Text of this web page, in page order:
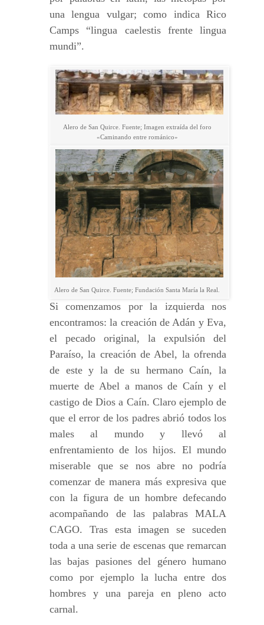
una lengua vulgar; como indica Rico
Camps “lingua caelestis frente lingua
mundi”.
Alero de San Quirce. Fuente; Imagen extraída del foro
«Caminando entre románico»
Alero de San Quirce. Fuente; Fundación Santa María la Real.
Si comenzamos por la izquierda nos
encontramos: la creación de Adán y Eva,
el pecado original, la expulsión del
Paraíso, la creación de Abel, la ofrenda
de este y la de su hermano Caín, la
muerte de Abel a manos de Caín y el
castigo de Dios a Caín. Claro ejemplo de
que el error de los padres abrió todos los
males al mundo y llevó al
enfrentamiento de los hijos. El mundo
miserable que se nos abre no podría
comenzar de manera más expresiva que
con la figura de un hombre defecando
acompañando de las palabras MALA
CAGO. Tras esta imagen se suceden
toda a una serie de escenas que remarcan
las bajas pasiones del género humano
como por ejemplo la lucha entre dos
hombres y una pareja en pleno acto
carnal.